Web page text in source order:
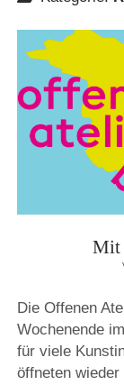
Mit
Die Offenen
Wochenende
für viele
öffneten